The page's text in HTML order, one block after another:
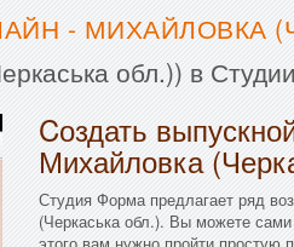
- МИХАЙЛОВКА
обл.)) в
Cоздать
Михайловка
Студия Форма предлагает ряд
(Черкаська обл.). Вы можете
этого вам нужно пройти простую